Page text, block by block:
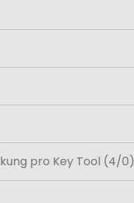
pro Key Tool (4/0)